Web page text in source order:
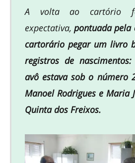
A volta ao cartório
expectativa,pontuada pela
cartorário pegar um livro
registros de
avô estava sob o número
Manoel Rodrigues e Maria
Quinta dos Freixos.